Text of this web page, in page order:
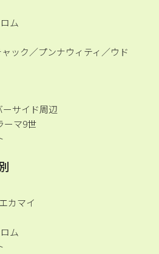
ム
ック／プンナウィティ／ウド
サイド周辺
ーマ9世
カマイ
ム